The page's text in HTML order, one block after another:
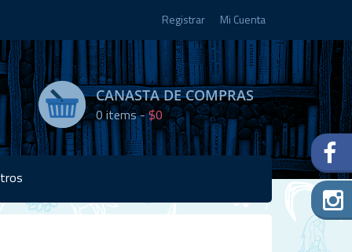
Registrar Mi Cuenta
CANASTA DE COMPRAS
0items -$0